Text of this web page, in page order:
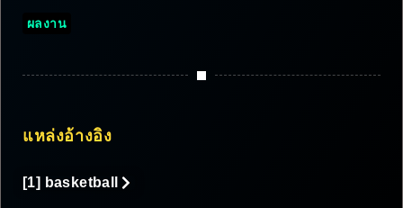
ผลงาน
แหล่งอ้างอิง
[1] basketball